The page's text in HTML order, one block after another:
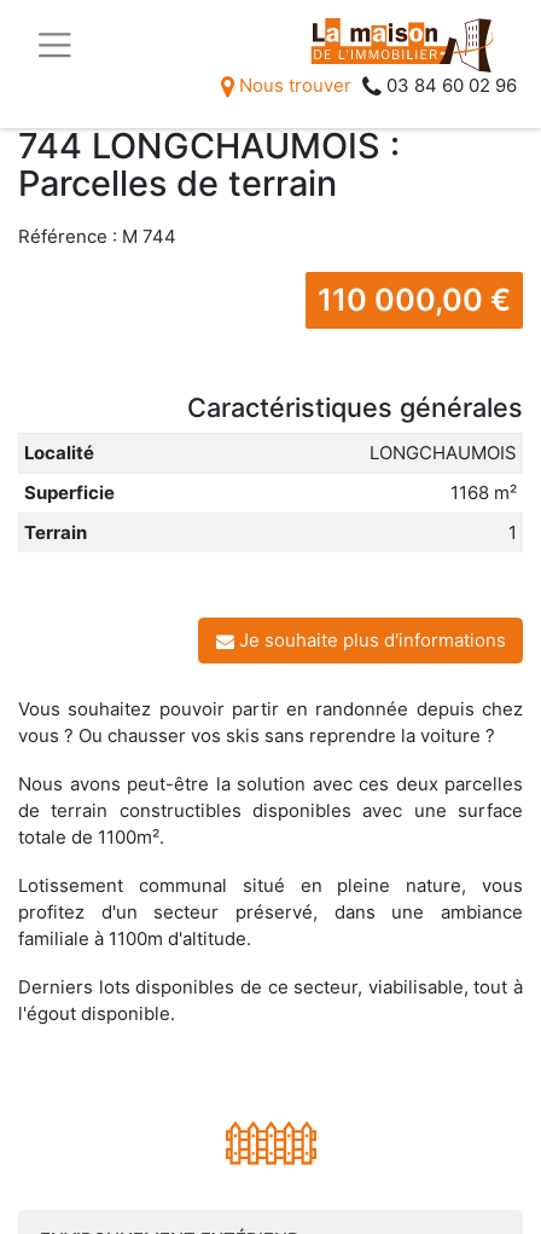
Nous trouver 03 84 60 02 96
Accueil Terrains
744 LONGCHAUMOIS :
Parcelles de terrain
Référence : M 744
110 000,00 €
Caractéristiques générales
Localité
LONGCHAUMOIS
Superficie
1168 m²
Terrain
1
Je souhaite plus d'informations
Vous souhaitez pouvoir partir en randonnée depuis chez
vous ? Ou chausser vos skis sans reprendre la voiture ?
Nous avons peut-être la solution avec ces deux parcelles
de terrain constructibles disponibles avec une surface
totale de 1100m².
Lotissement communal situé en pleine nature, vous
profitez d'un secteur préservé, dans une ambiance
familiale à 1100m d'altitude.
Derniers lots disponibles de ce secteur, viabilisable, tout à
l'égout disponible.